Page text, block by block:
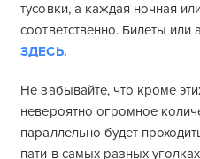
тусовки, а каждая ночная
соответственно. Билеты
ЗДЕСЬ.
Не забывайте, что кроме
невероятно огромное
параллельно будет
пати в самых разных